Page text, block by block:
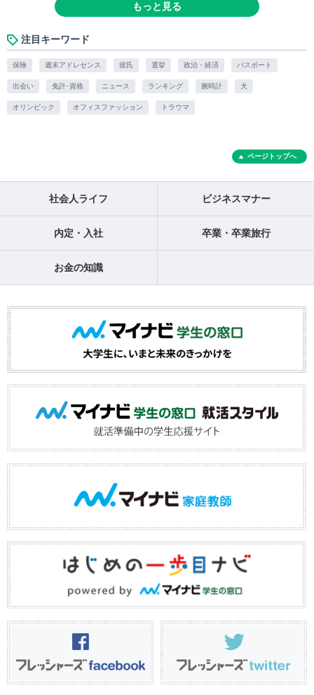
もっと見る
注目キーワード
保険 週末アドレセンス 彼氏 選挙 政治・経済 パスポート
出会い 免許･資格 ニュース ランキング 腕時計 犬
オリンピック オフィスファッション トラウマ
ページトップへ
社会人ライフ ビジネスマナー
内定・入社 卒業・卒業旅行
お金の知識